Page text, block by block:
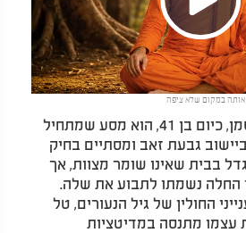
במקום שלא ציפה
סיפורו של טל קידישמן, כיום בן 41, הוא מסע שמתחיל
גבעת זאב ומסתיים בחיק
בבית שאינו שומר מצוות, אך
החלה נשמתו לתבוע את שלה.
החולין של גיל הנעורים, טל
מצא את עצמו מתנסה במדיטציות